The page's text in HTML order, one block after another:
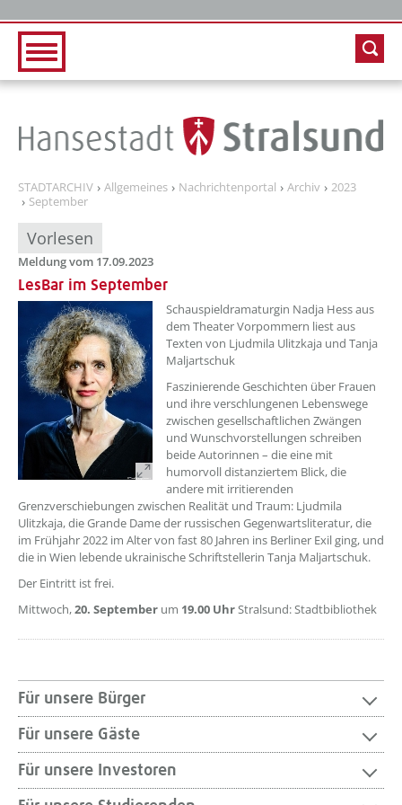
STADTARCHIV Allgemeines Nachrichtenportal Archiv
2023
September
Vorlesen
Meldung vom 17.09.2023
LesBar im September
??? absaetzeOben[1]/titel ???
Schauspieldramaturgin Nadja Hess aus
dem Theater Vorpommern liest aus
Texten von Ljudmila Ulitzkaja und Tanja
Maljartschuk
Faszinierende Geschichten über Frauen
und ihre verschlungenen Lebenswege
zwischen gesellschaftlichen Zwängen
und Wunschvorstellungen schreiben
beide Autorinnen – die eine mit
humorvoll distanziertem Blick, die
andere mit irritierenden
Grenzverschiebungen zwischen Realität und Traum: Ljudmila
Ulitzkaja, die Grande Dame der russischen Gegenwartsliteratur, die
im Frühjahr 2022 im Alter von fast 80 Jahren ins Berliner Exil ging, und
die in Wien lebende ukrainische Schriftstellerin Tanja Maljartschuk.
Der Eintritt ist frei.
Mittwoch,20. September um 19.00 UhrStralsund: Stadtbibliothek
Für unsere Bürger
Für unsere Gäste
Für unsere Investoren